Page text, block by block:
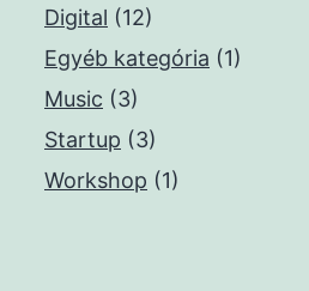
Digital (12)
Egyéb kategória (1)
Music (3)
Startup (3)
Workshop (1)